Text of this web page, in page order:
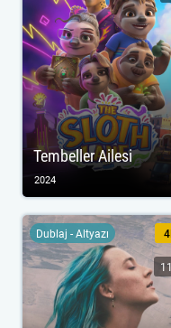
Tembeller Ailesi
2024
Dublaj - Altyazı